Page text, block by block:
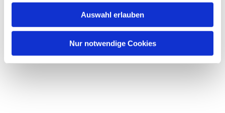
Auswahl erlauben
Nur notwendige Cookies